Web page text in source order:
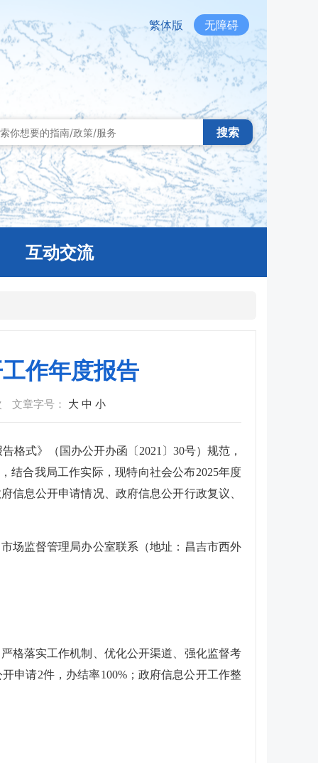
繁体版 无障碍
搜索
互动交流
作年度报告
文章字号： 大 中 小
格式》（国办公开办函〔2021〕30号）规范，
结合我局工作实际，现特向社会公布2025年度
信息公开申请情况、政府信息公开行政复议、
场监督管理局办公室联系（地址：昌吉市西外
格落实工作机制、优化公开渠道、强化监督考
申请2件，办结率100%；政府信息公开工作整